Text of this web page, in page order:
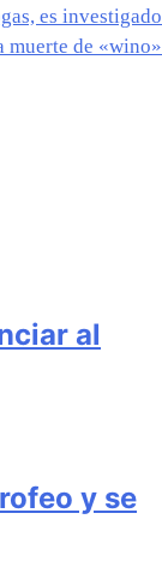
es investigado
muerte de «wino»
al
y se